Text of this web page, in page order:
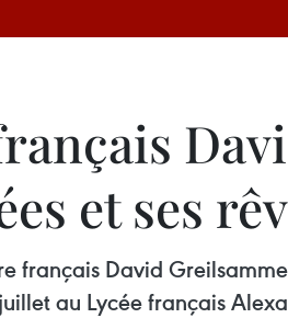
et ses
français David
au Lycée français